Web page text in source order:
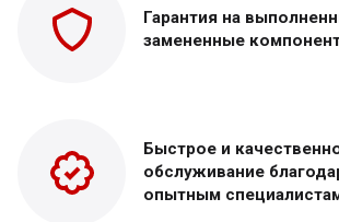
Гарантия на
замененные
Быстрое и
обслуживание
опытным